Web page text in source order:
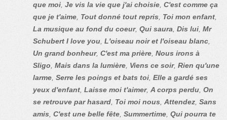
que moi Je vis la vie que j'ai choisie C'est comme ça
que je t'aime Tout donné tout repris Toi mon enfant
La musique au fond du coeur, Qui saura Dis lui Mr
Schubert I love you L'oiseau noir et l'oiseau blanc
Un grand bonheur, C'est ma prière Nous irons à
Sligo Mais dans la lumière Viens ce soir, Rien qu'une
larme Serre les poings et bats toi Elle a gardé ses
yeux d'enfant Laisse moi t'aimer, A corps perdu On
se retrouve par hasard Toi moi nous Attendez Sans
amis C'est une belle fête Summertime Qui pourra te